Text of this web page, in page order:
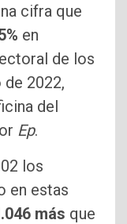
cifra que
en
de los
2022,
del
Ep.
los
en estas
más que